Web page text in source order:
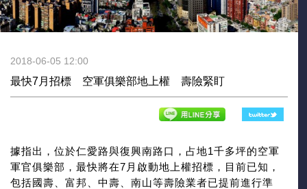
最快7月招標 空軍俱樂部地上權 壽險緊盯
2018-06-05 12:00
據指出，位於仁愛路與復興南路口，占地1千多坪的空軍
軍官俱樂部，最快將在7月啟動地上權招標，目前已知，
包括國壽、富邦、中壽、南山等壽險業者已提前進行準